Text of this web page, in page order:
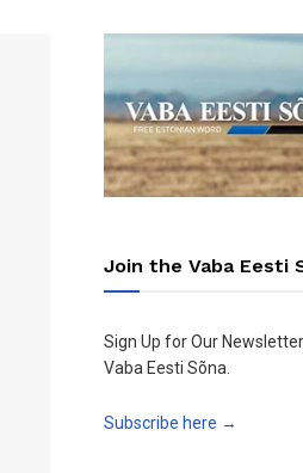
Join the Vaba Eesti
Sign Up for Our
Vaba Eesti Sõna.
Subscribe here →